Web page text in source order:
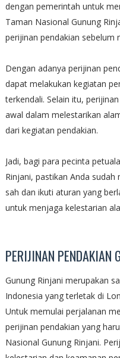
dengan pemerintah untuk
Taman Nasional Gunung
perijinan pendakian sebelum
Dengan adanya perijinan
dapat melakukan kegiatan
terkendali. Selain itu,
awal dalam melestarikan
dari kegiatan pendakian.
Jadi, bagi para pecinta
Rinjani, pastikan Anda
sah dan ikuti aturan yang
untuk menjaga kelestarian
PERIJINAN PENDAKIAN
Gunung Rinjani merupakan
Indonesia yang terletak di
Untuk memulai perjalanan
perijinan pendakian yang
Nasional Gunung Rinjani.